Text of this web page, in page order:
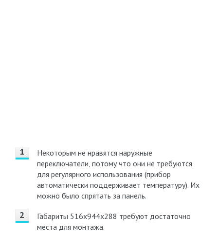
Некоторым не нравятся наружные
переключатели, потому что они не требуются
для регулярного использования (прибор
автоматически поддерживает температуру). Их
можно было спрятать за панель.
Габариты 516х944х288 требуют достаточно
места для монтажа.